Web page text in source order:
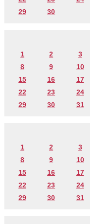
29
30
1 2 3
8
9 10
15
16 17
22
23 24
29
30 31
1 2 3
8
9 10
15
16 17
22
23 24
29
30 31